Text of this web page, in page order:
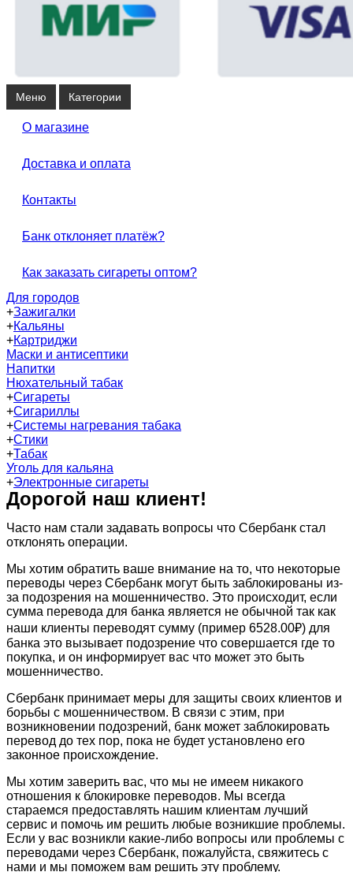
Меню Категории
О магазине
Доставка и оплата
Контакты
Банк отклоняет платёж?
Как заказать сигареты оптом?
Для городов
+Зажигалки
+Кальяны
+Картриджи
Маски и антисептики
Напитки
Нюхательный табак
+Сигареты
+Сигариллы
+Системы нагревания табака
+Стики
+Табак
Уголь для кальяна
+Электронные сигареты
Дорогой наш клиент!
Часто нам стали задавать вопросы что Сбербанк стал
отклонять операции.
Мы хотим обратить ваше внимание на то, что некоторые
переводы через Сбербанк могут быть заблокированы из-
за подозрения на мошенничество. Это происходит, если
сумма перевода для банка является не обычной так как
наши клиенты переводят сумму (пример 6528.00₽) для
банка это вызывает подозрение что совершается где то
покупка, и он информирует вас что может это быть
мошенничество.
Сбербанк принимает меры для защиты своих клиентов и
борьбы с мошенничеством. В связи с этим, при
возникновении подозрений, банк может заблокировать
перевод до тех пор, пока не будет установлено его
законное происхождение.
Мы хотим заверить вас, что мы не имеем никакого
отношения к блокировке переводов. Мы всегда
стараемся предоставлять нашим клиентам лучший
сервис и помочь им решить любые возникшие проблемы.
Если у вас возникли какие-либо вопросы или проблемы с
переводами через Сбербанк, пожалуйста, свяжитесь с
нами и мы поможем вам решить эту проблему.